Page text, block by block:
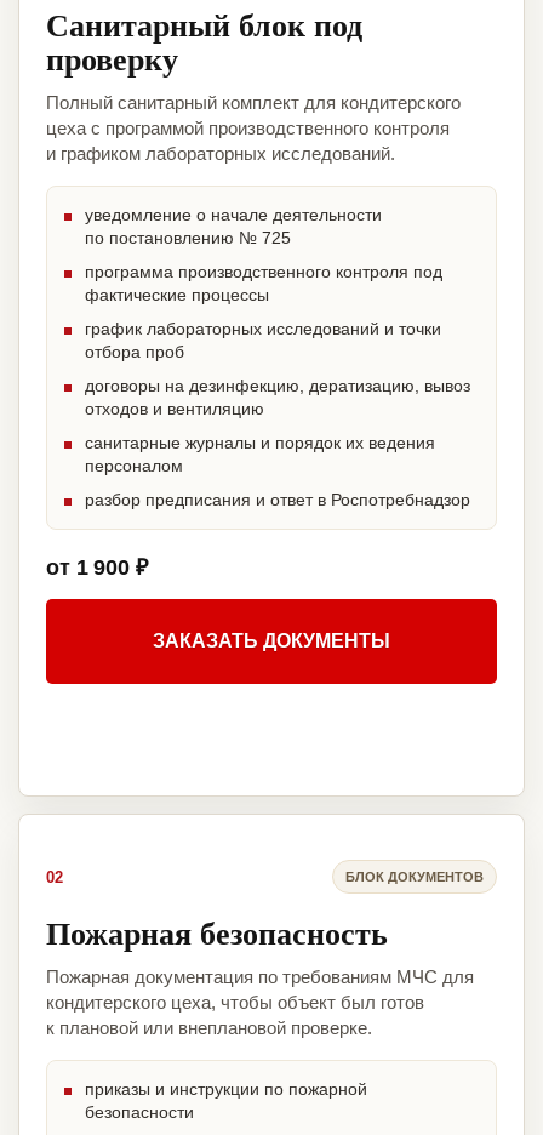
Санитарный блок под
проверку
Полный санитарный комплект для кондитерского
цеха с программой производственного контроля
и графиком лабораторных исследований.
уведомление о начале деятельности
по постановлению № 725
программа производственного контроля под
фактические процессы
график лабораторных исследований и точки
отбора проб
договоры на дезинфекцию, дератизацию, вывоз
отходов и вентиляцию
санитарные журналы и порядок их ведения
персоналом
разбор предписания и ответ в Роспотребнадзор
от 1 900 ₽
ЗАКАЗАТЬ ДОКУМЕНТЫ
02 БЛОК ДОКУМЕНТОВ
Пожарная безопасность
Пожарная документация по требованиям МЧС для
кондитерского цеха, чтобы объект был готов
к плановой или внеплановой проверке.
приказы и инструкции по пожарной
безопасности